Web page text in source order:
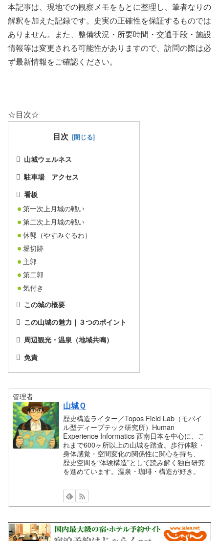
本記事は、現地での観察メモをもとに整理し、筆者なりの
解釈を加えた記録です。史実の正確性を保証するものでは
ありません。また、整備状況・所要時間・交通手段・施設
情報等は変更される可能性がありますので、訪問の際は必
ず最新情報をご確認ください。
☆目次☆
目次
山城ウェルネス
駐車場 アクセス
看板
第一次上月城の戦い
第二次上月城の戦い
休郭（やすみぐるわ）
堀切跡
主郭
第二郭
気付き
この城の概要
この山城の魅力｜３つのポイント
周辺観光・温泉（地域共鳴）
免責
管理者
山城Ｑ
歴史構造ライター／Topos Field Lab（モバイ
ル型ディープテック研究所）Human
Experience Informatics 西南日本を中心に、こ
れまで600ヶ所以上の山城を踏査。歩行体験・
身体感覚・空間変化の関係性に関心を持ち、
歴史空間を“体験構造”として読み解く独自研究
を進めています。温泉・珈琲・構造が好き。